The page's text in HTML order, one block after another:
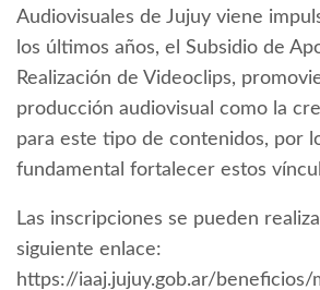
Audiovisuales de Jujuy viene
los últimos años, el Subsidio de
Realización de Videoclips,
producción audiovisual como la
para este tipo de contenidos, por
fundamental fortalecer estos
Las inscripciones se pueden
siguiente enlace:
https://iaaj.jujuy.gob.ar/beneficios/